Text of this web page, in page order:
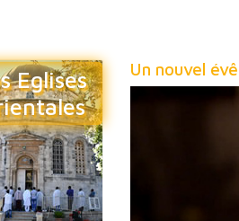
Eglises
Un nouvel